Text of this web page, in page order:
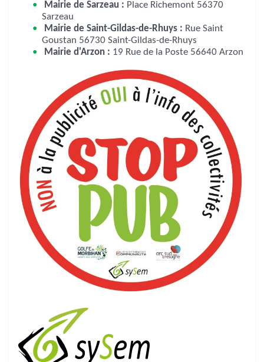
Mairie de Sarzeau :
Sarzeau
Mairie de Saint-Gildas-de-Rhuys :
Goustan 56730 Saint-Gildas-de-Rhuys
Mairie d'Arzon :
19 Rue de la Poste 56640 Arzon